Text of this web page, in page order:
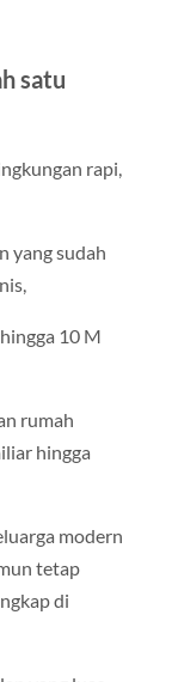
satu
rapi,
yang sudah
10 M
rumah
hingga
modern
tetap
di